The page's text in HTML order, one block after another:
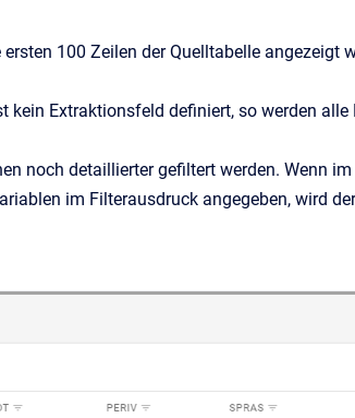
100 Zeilen der Quelltabelle angezeigt
Extraktionsfeld definiert, so werden alle
noch detaillierter gefiltert werden. Wenn
im Filterausdruck angegeben, wird